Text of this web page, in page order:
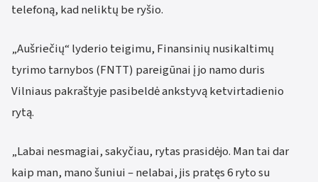
telefoną, kad neliktų be ryšio.
„Aušriečių“ lyderio teigimu, Finansinių nusikaltimų
tyrimo tarnybos (FNTT) pareigūnai į jo namo duris
Vilniaus pakraštyje pasibeldė ankstyvą ketvirtadienio
rytą.
„Labai nesmagiai, sakyčiau, rytas prasidėjo. Man tai dar
kaip man, mano šuniui – nelabai, jis pratęs 6 ryto su